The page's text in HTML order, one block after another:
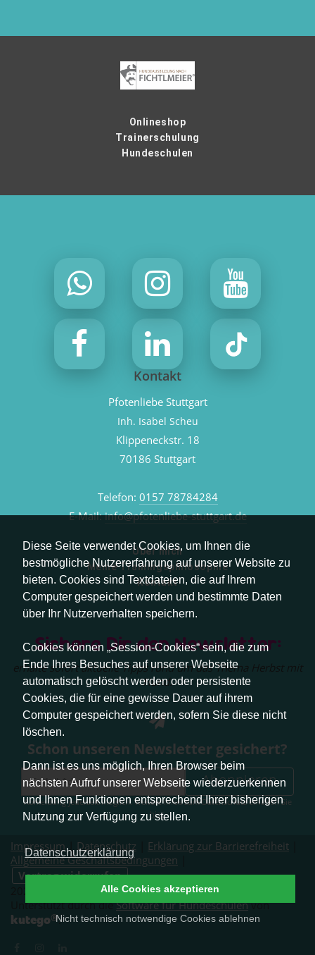
Diese Seite verwendet Cookies, um Ihnen die
bestmögliche Nutzererfahrung auf unserer Website zu
bieten. Cookies sind Textdateien, die auf Ihrem
Computer gespeichert werden und bestimmte Daten
über Ihr Nutzerverhalten speichern.
Cookies können „Session-Cookies“ sein, die zum
Ende Ihres Besuches auf unserer Webseite
automatisch gelöscht werden oder persistente
Cookies, die für eine gewisse Dauer auf ihrem
Computer gespeichert werden, sofern Sie diese nicht
löschen.
Dann ist es uns möglich, Ihren Browser beim
nächsten Aufruf unserer Webseite wiederzuerkennen
und Ihnen Funktionen entsprechend Ihrer bisherigen
Nutzung zur Verfügung zu stellen.
Datenschutzerklärung
Nicht technisch notwendige Cookies ablehnen
Alle Cookies akzeptieren
Onlineshop
Trainerschulung
Hundeschulen
Kontakt
Pfotenliebe Stuttgart
Inh. Isabel Scheu
Klippeneckstr. 18
70186 Stuttgart
Telefon: 0157 78784284
E-Mail:info@pfotenliebe-stuttgart.de
Über mich
Meine Trainingsphilosophie
Kontakt
Sichere Dir den Newsletter:
erhalte sofort aktuelle Tipps rund um das Thema Herbst mit
Hund.
Schon unseren Newsletter gesichert?
Abonnieren
Abmeldung jederzeit möglich. Weitere Infos zum Datenschutz erhalten Sie
hier.
Impressum| Datenschutz Erklärung zur Barrierefreiheit
Allgemeine Geschäftsbedingungen
Vertrag widerrufen
2026 © Pfotenliebe Stuttgart. Alle Rechte vorbehalten.
Unterstützt durch dieSoftware für Hundeschulenvon
kutego®.